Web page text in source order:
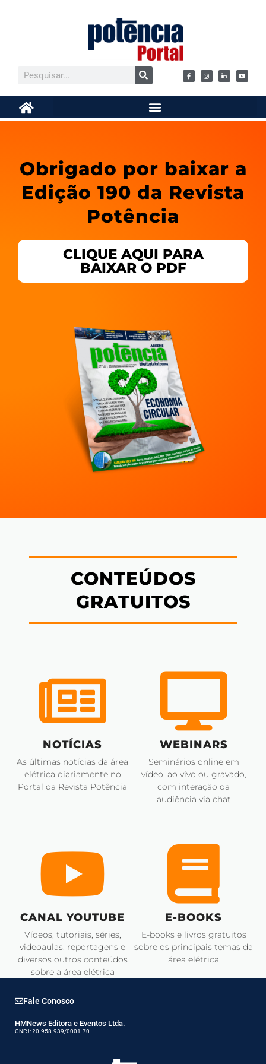
Obrigado por baixar a
Edição 190 da Revista
Potência
CLIQUE AQUI PARA
BAIXAR O PDF
CONTEÚDOS
GRATUITOS
NOTÍCIAS
As últimas notícias da área
elétrica diariamente no
Portal da Revista Potência
WEBINARS
Seminários online em
vídeo, ao vivo ou gravado,
com interação da
audiência via chat
CANAL YOUTUBE
Vídeos, tutoriais, séries,
videoaulas, reportagens e
diversos outros conteúdos
sobre a área elétrica
E-BOOKS
E-books e livros gratuitos
sobre os principais temas da
área elétrica
Fale Conosco
HMNews Editora e Eventos Ltda.
CNPJ: 20.958.939/0001-70